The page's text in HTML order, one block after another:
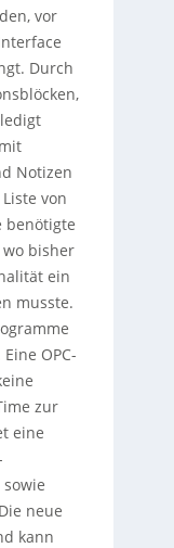
vor
Durch
Notizen
von
benötigte
bisher
ein
musste.
OPC-
zur
eine
neue
kann